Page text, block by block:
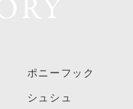
ポニーフック
シュシュ